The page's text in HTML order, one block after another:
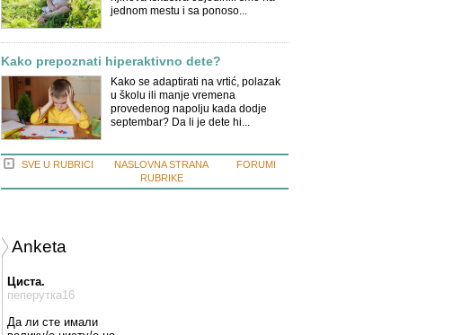
jednom mestu i sa ponoso...
Kako prepoznati hiperaktivno dete?
Kako se adaptirati na vrtić, polazak
u školu ili manje vremena
provedenog napolju kada dodje
septembar? Da li je dete hi...
SVE U RUBRICI
NASLOVNA STRANA
RUBRIKE
FORUMI
Anketa
Циста.
пеперутка16
Да ли сте имали